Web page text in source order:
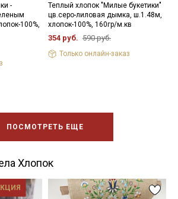
-
100%,
Теплый хлопок "Милые букетики"
цв.серо-лиловая дымка, ш.1.48м,
хлопок-100%, 160гр/м.кв
354 руб. 590 руб.
Только онлайн-заказ
ПОСМОТРЕТЬ ЕЩЕ
Хлопок